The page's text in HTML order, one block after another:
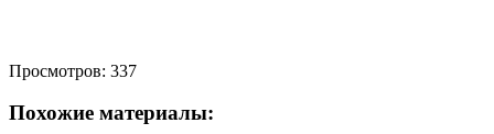
Просмотров: 337
Похожие материалы: